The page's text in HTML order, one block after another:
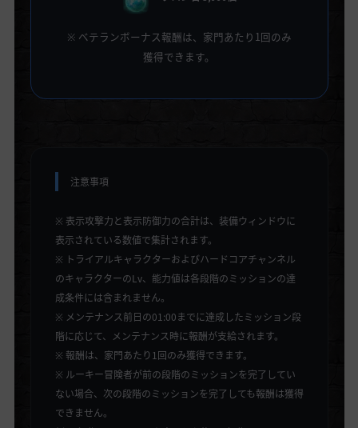
※ ベテランボーナス報酬は、家門あたり1回のみ
獲得できます。
注意事項
※ 表示攻撃力と表示防御力の合計は、装備ウィンドウに
表示されている数値で集計されます。
※ トライアルキャラクターおよびハードコアチャンネル
のキャラクターのLv、能力値は各段階のミッションの達
成条件には含まれません。
※ メンテナンス前日の01:00までに達成したミッション段
階に応じて、メンテナンス時に報酬が支給されます。
※ 報酬は、家門あたり1回のみ獲得できます。
※ ルーキー冒険者が前の段階のミッションを完了してい
ない場合、次の段階のミッションを完了しても報酬は獲得
できません。